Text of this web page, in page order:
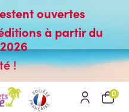
ouvertes
à partir du
!
0